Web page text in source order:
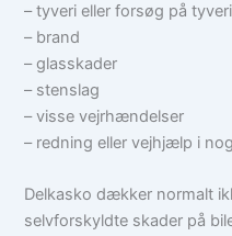
– tyveri eller forsøg på tyveri
– brand
– glasskader
– stenslag
– visse vejrhændelser
– redning eller vejhjælp i
Delkasko dækker normalt
selvforskyldte skader på